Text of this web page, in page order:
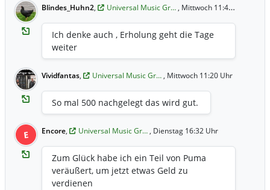
Blindes_Huhn2, Universal Music Gr… , Mittwoch 11:45 Uhr
Ich denke auch , Erholung geht die Tage
weiter
Vividfantas, Universal Music Gr… , Mittwoch 11:20 Uhr
So mal 500 nachgelegt das wird gut.
E Encore, Universal Music Gr… , Dienstag 16:32 Uhr
Zum Glück habe ich ein Teil von Puma
veräußert, um jetzt etwas Geld zu
verdienen